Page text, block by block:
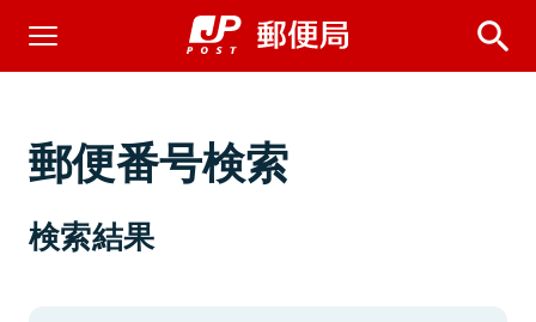
郵便番号検索
検索結果